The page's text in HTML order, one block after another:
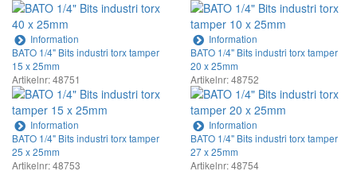
Information
Information
BATO 1/4" Bits industri torx tamper
15 x 25mm
Artikelnr: 48751
Information
BATO 1/4" Bits industri torx tamper
20 x 25mm
Artikelnr: 48752
Information
BATO 1/4" Bits industri torx tamper
25 x 25mm
Artikelnr: 48753
BATO 1/4" Bits industri torx tamper
27 x 25mm
Artikelnr: 48754